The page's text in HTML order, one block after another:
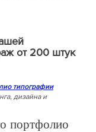
от 200 штук
типографии
дизайна и
портфолио